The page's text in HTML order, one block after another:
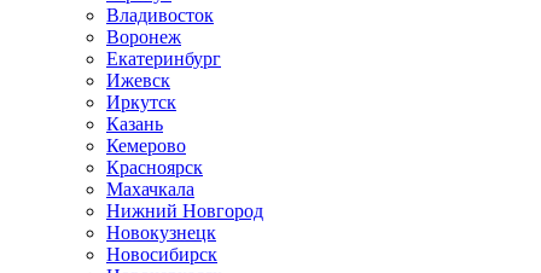
Владивосток
Воронеж
Екатеринбург
Ижевск
Иркутск
Казань
Кемерово
Красноярск
Махачкала
Нижний Новгород
Новокузнецк
Новосибирск